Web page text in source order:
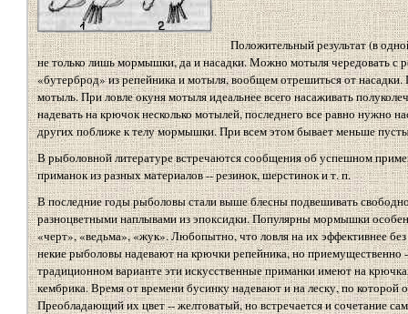
Положительный результат (в
не только лишь мормышки, да и насадки. Можно мотыля чередовать с
«бутерброд» из репейника и мотыля, вообщем отрешиться от насадки.
мотыль. При ловле окуня мотыля идеальнее всего насаживать
надевать на крючок несколько мотылей, последнего все равно нужно
других поближе к телу мормышки. При всем этом бывает меньше
В рыболовной литературе встречаются сообщения об успешном
приманок из разных материалов -- резинок, шерстинок и т. п.
В последние годы рыболовы стали выше блесны подвешивать
разноцветными наплывами из эпоксидки. Популярны мормышки
«черт», «ведьма», «жук». Любопытно, что ловля на их эффективнее
некие рыболовы надевают на крючки репейника, но
традиционном варианте эти искусственные приманки имеют на
кембрика. Время от времени бусинку надевают и на леску, по которой
Преобладающий их цвет -- желтоватый, но встречается и сочетание